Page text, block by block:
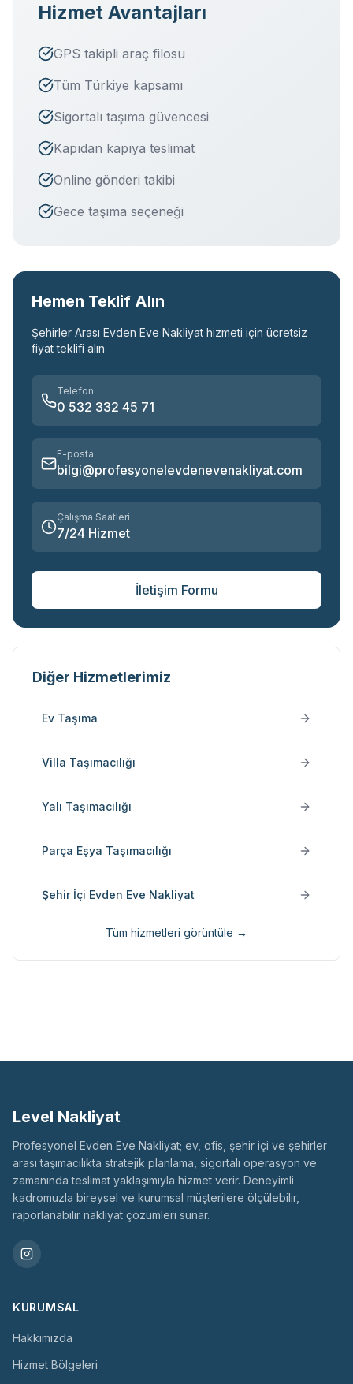
Hizmet Avantajları
GPS takipli araç filosu
Tüm Türkiye kapsamı
Sigortalı taşıma güvencesi
Kapıdan kapıya teslimat
Online gönderi takibi
Gece taşıma seçeneği
Hemen Teklif Alın
Şehirler Arası Evden Eve Nakliyat hizmeti için ücretsiz
fiyat teklifi alın
Telefon
0 532 332 45 71
E-posta
bilgi@profesyonelevdenevenakliyat.com
Çalışma Saatleri
7/24 Hizmet
İletişim Formu
Diğer Hizmetlerimiz
Ev Taşıma
Villa Taşımacılığı
Yalı Taşımacılığı
Parça Eşya Taşımacılığı
Şehir İçi Evden Eve Nakliyat
Tüm hizmetleri görüntüle →
Level Nakliyat
Profesyonel Evden Eve Nakliyat; ev, ofis, şehir içi ve şehirler
arası taşımacılıkta stratejik planlama, sigortalı operasyon ve
zamanında teslimat yaklaşımıyla hizmet verir. Deneyimli
kadromuzla bireysel ve kurumsal müşterilere ölçülebilir,
raporlanabilir nakliyat çözümleri sunar.
KURUMSAL
Hakkımızda
Hizmet Bölgeleri